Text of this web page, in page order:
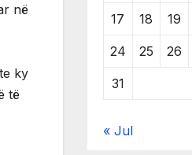
në
ky
të
17 18 19
24 25 26
31
« Jul